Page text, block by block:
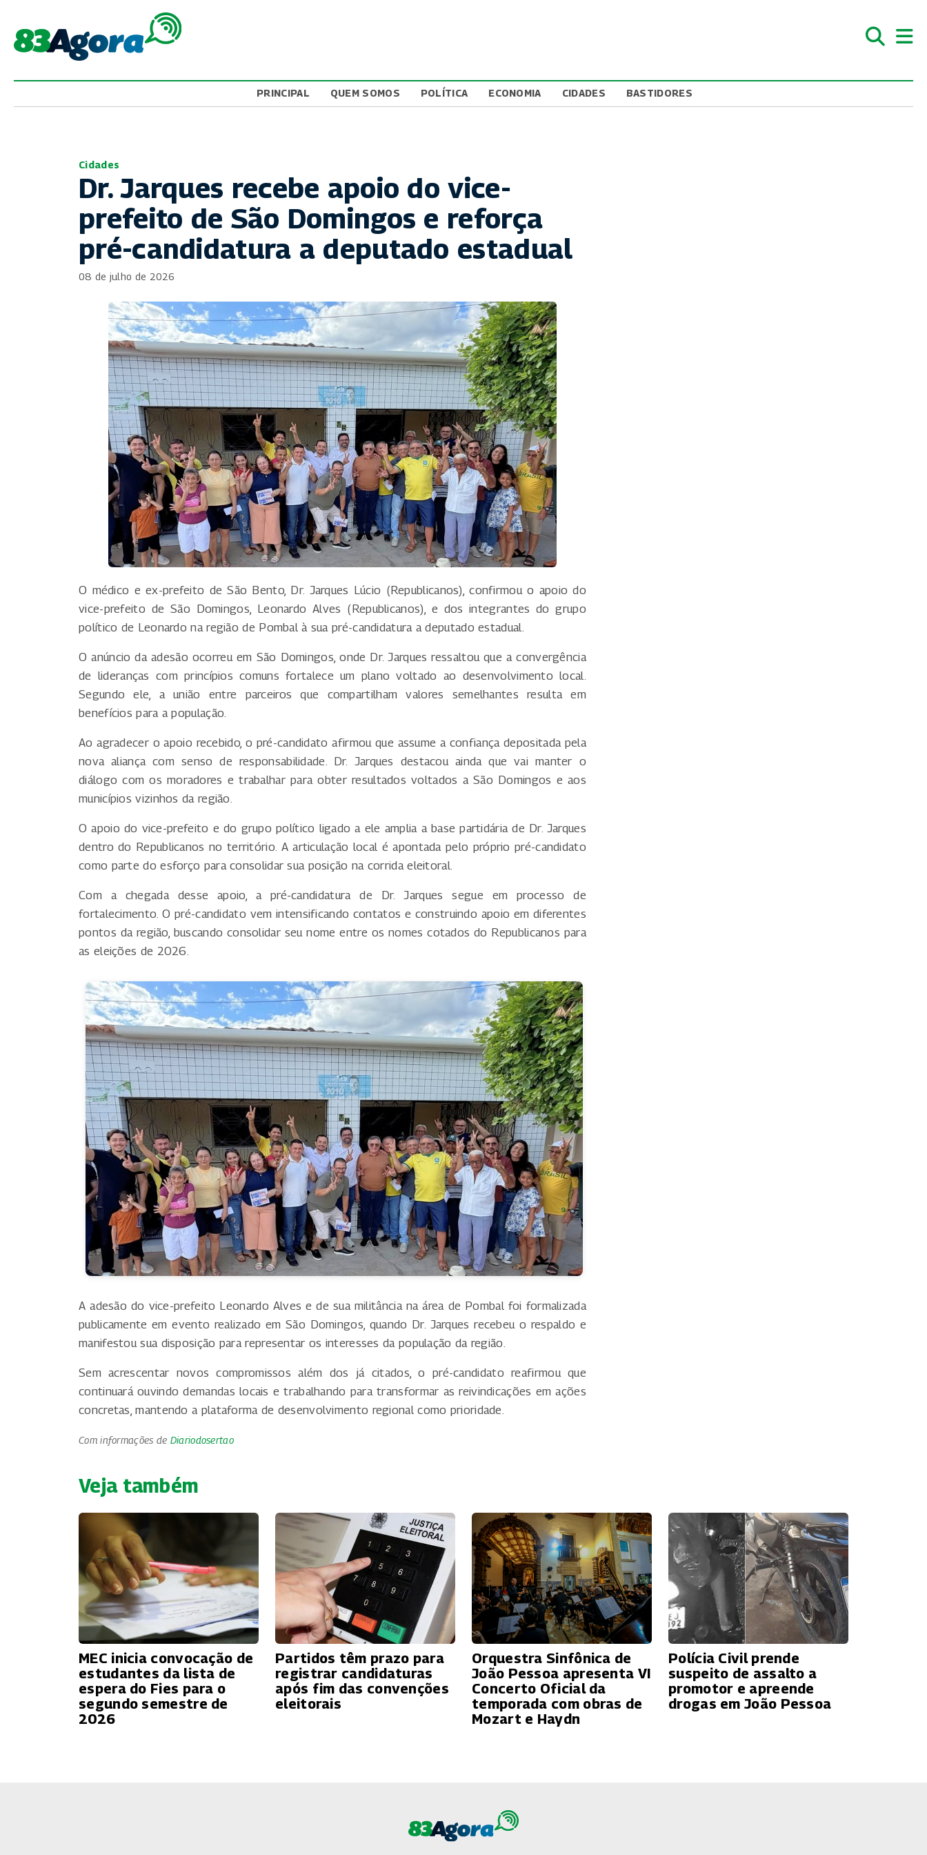
PRINCIPAL QUEM SOMOS POLÍTICA ECONOMIA CIDADES BASTIDORES
Cidades
Dr. Jarques recebe apoio do vice-
prefeito de São Domingos e reforça
pré-candidatura a deputado estadual
08 de julho de 2026
O médico e ex-prefeito de São Bento, Dr. Jarques Lúcio (Republicanos), confirmou o apoio do
vice-prefeito de São Domingos, Leonardo Alves (Republicanos), e dos integrantes do grupo
político de Leonardo na região de Pombal à sua pré-candidatura a deputado estadual.
O anúncio da adesão ocorreu em São Domingos, onde Dr. Jarques ressaltou que a convergência
de lideranças com princípios comuns fortalece um plano voltado ao desenvolvimento local.
Segundo ele, a união entre parceiros que compartilham valores semelhantes resulta em
benefícios para a população.
Ao agradecer o apoio recebido, o pré-candidato afirmou que assume a confiança depositada pela
nova aliança com senso de responsabilidade. Dr. Jarques destacou ainda que vai manter o
diálogo com os moradores e trabalhar para obter resultados voltados a São Domingos e aos
municípios vizinhos da região.
O apoio do vice-prefeito e do grupo político ligado a ele amplia a base partidária de Dr. Jarques
dentro do Republicanos no território. A articulação local é apontada pelo próprio pré-candidato
como parte do esforço para consolidar sua posição na corrida eleitoral.
Com a chegada desse apoio, a pré-candidatura de Dr. Jarques segue em processo de
fortalecimento. O pré-candidato vem intensificando contatos e construindo apoio em diferentes
pontos da região, buscando consolidar seu nome entre os nomes cotados do Republicanos para
as eleições de 2026.
A adesão do vice-prefeito Leonardo Alves e de sua militância na área de Pombal foi formalizada
publicamente em evento realizado em São Domingos, quando Dr. Jarques recebeu o respaldo e
manifestou sua disposição para representar os interesses da população da região.
Sem acrescentar novos compromissos além dos já citados, o pré-candidato reafirmou que
continuará ouvindo demandas locais e trabalhando para transformar as reivindicações em ações
concretas, mantendo a plataforma de desenvolvimento regional como prioridade.
Com informações de Diariodosertao
Veja também
MEC inicia convocação de
estudantes da lista de
espera do Fies para o
segundo semestre de
2026
Partidos têm prazo para
registrar candidaturas
após fim das convenções
eleitorais
Orquestra Sinfônica de
João Pessoa apresenta VI
Concerto Oficial da
temporada com obras de
Mozart e Haydn
Polícia Civil prende
suspeito de assalto a
promotor e apreende
drogas em João Pessoa